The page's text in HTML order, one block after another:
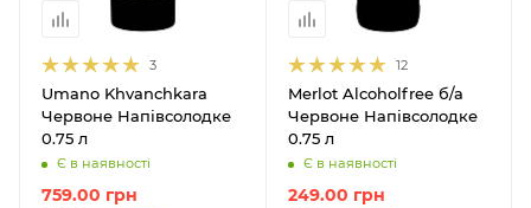
3
Umano Khvanchkara
Червоне Напівсолодке
0.75 л
Є в наявності
759.00 грн
12
Merlot Alcoholfree б/а
Червоне Напівсолодке
0.75 л
Є в наявності
249.00 грн